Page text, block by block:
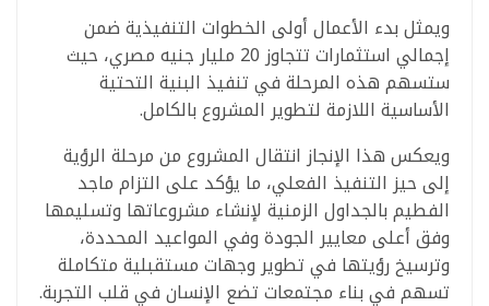
ويمثل بدء الأعمال أولى الخطوات التنفيذية ضمن
إجمالي استثمارات تتجاوز 20 مليار جنيه مصري، حيث
ستسهم هذه المرحلة في تنفيذ البنية التحتية
الأساسية اللازمة لتطوير المشروع بالكامل.
ويعكس هذا الإنجاز انتقال المشروع من مرحلة الرؤية
إلى حيز التنفيذ الفعلي، ما يؤكد على التزام ماجد
الفطيم بالجداول الزمنية لإنشاء مشروعاتها وتسليمها
وفق أعلى معايير الجودة وفي المواعيد المحددة،
وترسيخ رؤيتها في تطوير وجهات مستقبلية متكاملة
تسهم في بناء مجتمعات تضع الإنسان في قلب التجربة.